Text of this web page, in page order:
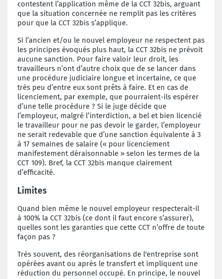
contestent l’application même de la CCT 32bis, arguant
que la situation concernée ne remplit pas les critères
pour que la CCT 32bis s’applique.
Si l’ancien et/ou le nouvel employeur ne respectent pas
les principes évoqués plus haut, la CCT 32bis ne prévoit
aucune sanction. Pour faire valoir leur droit, les
travailleurs n’ont d’autre choix que de se lancer dans
une procédure judiciaire longue et incertaine, ce que
très peu d’entre eux sont prêts à faire. Et en cas de
licenciement, par exemple, que pourraient-ils espérer
d’une telle procédure ? Si le juge décide que
l’employeur, malgré l’interdiction, a bel et bien licencié
le travailleur pour ne pas devoir le garder, l’employeur
ne serait redevable que d’une sanction équivalente à 3
à 17 semaines de salaire (« pour licenciement
manifestement déraisonnable » selon les termes de la
CCT 109). Bref, la CCT 32bis manque clairement
d’efficacité.
Limites
Quand bien même le nouvel employeur respecterait-il
à 100% la CCT 32bis (ce dont il faut encore s’assurer),
quelles sont les garanties que cette CCT n’offre de toute
façon pas ?
Très souvent, des réorganisations de l'entreprise sont
opérées avant ou après le transfert et impliquent une
réduction du personnel occupé. En principe, le nouvel